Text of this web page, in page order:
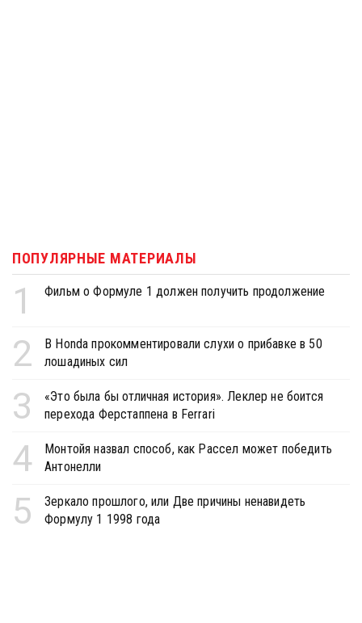
ПОПУЛЯРНЫЕ МАТЕРИАЛЫ
1 Фильм о Формуле 1 должен получить продолжение
2
В Honda прокомментировали слухи о прибавке в 50
лошадиных сил
3
«Это была бы отличная история». Леклер не боится
перехода Ферстаппена в Ferrari
4
Монтойя назвал способ, как Рассел может победить
Антонелли
5
Зеркало прошлого, или Две причины ненавидеть
Формулу 1 1998 года